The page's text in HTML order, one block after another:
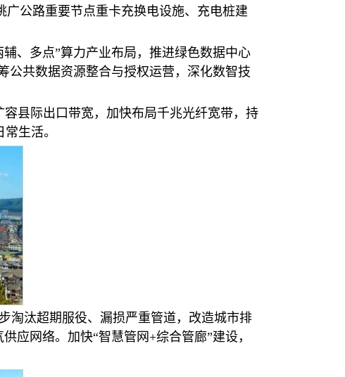
公路重要节点重卡充换电设施、充电桩建
、多点”算力产业布局，推进绿色数据中心
公共数据资源整合与授权运营，深化数智技
县际出口带宽，加快布局千兆光纤宽带，持
生活。
淘汰超期服役、漏损严重管道，改造城市排
应网络。加快“智慧管网+综合管廊”建设，